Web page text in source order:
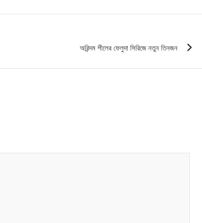
অরিন্দম শীলের ফেলুদা সিরিজে নতুন তিনজন